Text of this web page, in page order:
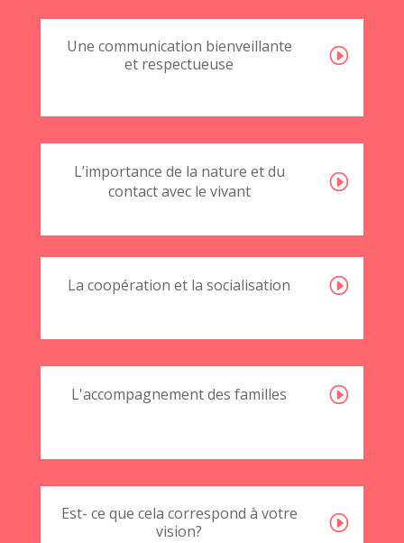
Une communication bienveillante
et respectueuse
L’importance de la nature et du
contact avec le vivant
La coopération et la socialisation
L'accompagnement des familles
Est- ce que cela correspond à votre
vision?